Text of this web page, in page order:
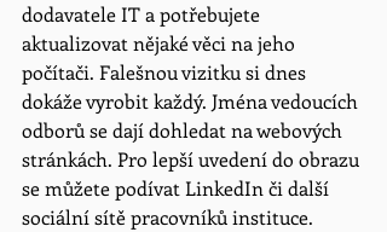
dodavatele IT a potřebujete
aktualizovat nějaké věci na jeho
počítači. Falešnou vizitku si dnes
dokáže vyrobit každý. Jména vedoucích
odborů se dají dohledat na webových
stránkách. Pro lepší uvedení do obrazu
se můžete podívat LinkedIn či další
sociální sítě pracovníků instituce.